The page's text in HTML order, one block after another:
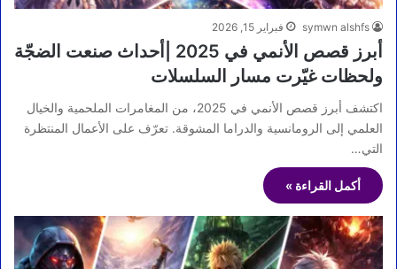
symwn alshfs فبراير 15, 2026
أبرز قصص الأنمي في 2025 |أحداث صنعت الضجّة
ولحظات غيّرت مسار السلسلات
اكتشف أبرز قصص الأنمي في 2025، من المغامرات الملحمية والخيال
العلمي إلى الرومانسية والدراما المشوقة. تعرّف على الأعمال المنتظرة
التي…
أكمل القراءة »